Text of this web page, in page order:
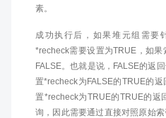
素。
成功执行后，如果堆元组需要
*recheck需要设置为TRUE，如
FALSE。也就是说，FALSE的返
置*recheck为FALSE的TRUE的
置*recheck为TRUE的TRUE的返
询，因此需要通过直接对照原始